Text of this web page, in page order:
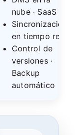
nube · SaaS
Sincronización
en tiempo real
Control de
versiones ·
Backup
automático